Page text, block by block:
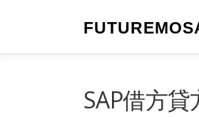
로
SAP借方